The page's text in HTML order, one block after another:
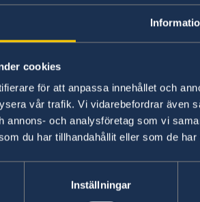
cookies
för att anpassa innehållet och
vår trafik. Vi vidarebefordrar även
annons- och analysföretag som vi
du har tillhandahållit eller som de
Inställningar
> Visa Information